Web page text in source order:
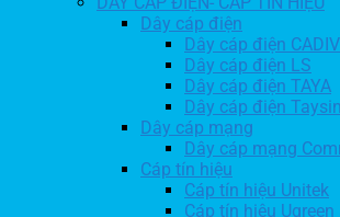
Dây cáp điện
Dây cáp điện
Dây cáp điện LS
Dây cáp điện TAYA
Dây cáp điện Taysin
Dây cáp mạng
Dây cáp mạng
Cáp tín hiệu
Cáp tín hiệu Unitek
Cáp tín hiệu Ugreen